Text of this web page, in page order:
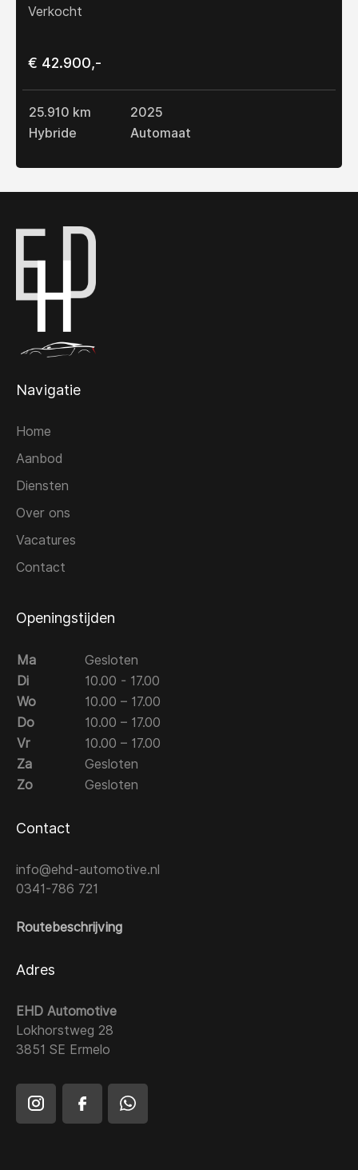
Verkocht
€ 42.900,-
25.910 km
2025
Hybride
Automaat
Navigatie
Home
Aanbod
Diensten
Over ons
Vacatures
Contact
Openingstijden
Ma
Gesloten
Di
10.00 - 17.00
Wo
10.00 – 17.00
Do
10.00 – 17.00
Vr
10.00 – 17.00
Za
Gesloten
Zo
Gesloten
Contact
info@ehd-automotive.nl
0341-786 721
Routebeschrijving
Adres
EHD Automotive
Lokhorstweg 28
3851 SE Ermelo